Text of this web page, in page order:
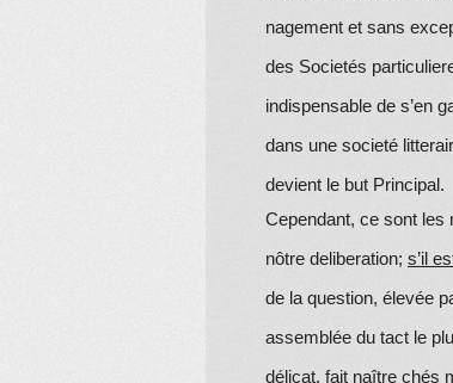
nagement et sans
des Societés
indispensable de s’en
dans une societé
devient le but Principal.
Cependant, ce sont les
nôtre deliberation; s’il
de la question, élevée
assemblée du tact le
délicat, fait naître chés